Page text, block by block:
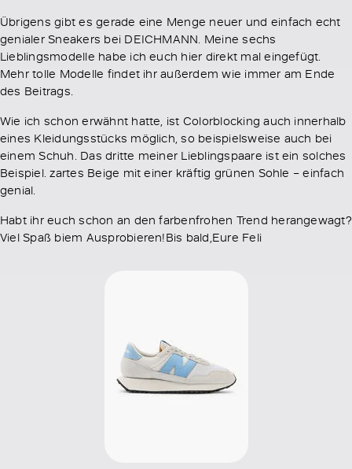
Übrigens gibt es gerade eine Menge neuer und einfach echt
genialer Sneakers bei DEICHMANN. Meine sechs
Lieblingsmodelle habe ich euch hier direkt mal eingefügt.
Mehr tolle Modelle findet ihr außerdem wie immer am Ende
des Beitrags.
Wie ich schon erwähnt hatte, ist Colorblocking auch innerhalb
eines Kleidungsstücks möglich, so beispielsweise auch bei
einem Schuh. Das dritte meiner Lieblingspaare ist ein solches
Beispiel. zartes Beige mit einer kräftig grünen Sohle – einfach
genial.
Habt ihr euch schon an den farbenfrohen Trend herangewagt?
Viel Spaß biem Ausprobieren!Bis bald,Eure Feli